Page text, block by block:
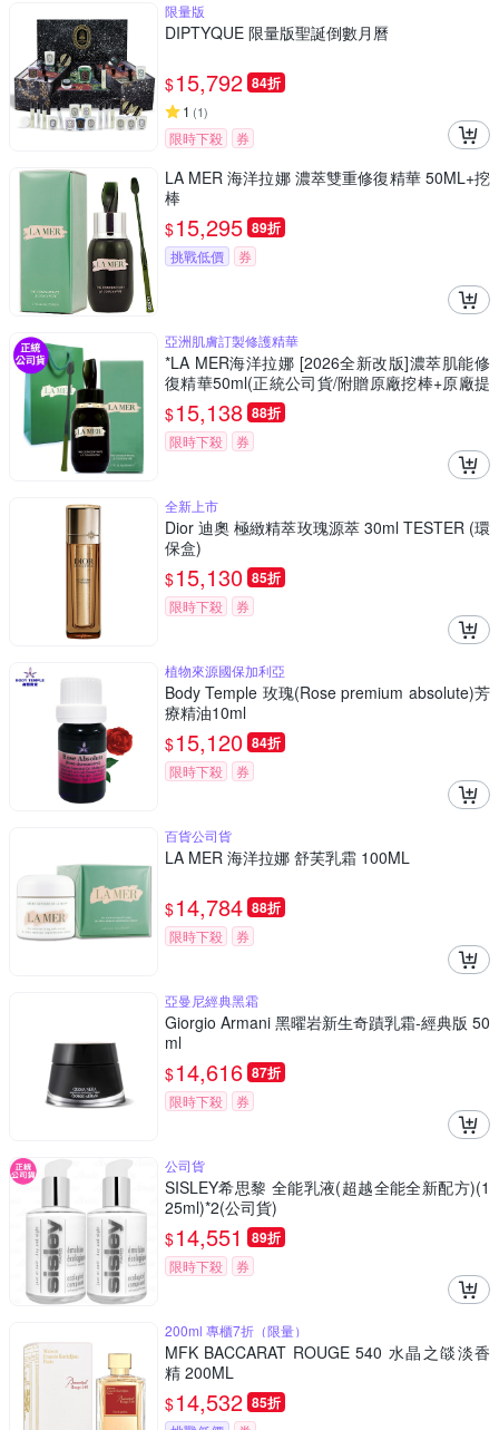
限量版
DIPTYQUE 限量版聖誕倒數月曆
$15,792 84折
1 (1)
限時下殺 券
LA MER 海洋拉娜 濃萃雙重修復精華 50ML+挖
棒
$15,295 89折
挑戰低價 券
亞洲肌膚訂製修護精華
*LA MER海洋拉娜 [2026全新改版]濃萃肌能修
復精華50ml(正統公司貨/附贈原廠挖棒+原廠提
袋 )
$15,138 88折
限時下殺 券
全新上市
Dior 迪奧 極緻精萃玫瑰源萃 30ml TESTER (環
保盒)
$15,130 85折
限時下殺 券
植物來源國保加利亞
Body Temple 玫瑰(Rose premium absolute)芳
療精油10ml
$15,120 84折
限時下殺 券
百貨公司貨
LA MER 海洋拉娜 舒芙乳霜 100ML
$14,784 88折
限時下殺 券
亞曼尼經典黑霜
Giorgio Armani 黑曜岩新生奇蹟乳霜-經典版 50
ml
$14,616 87折
限時下殺 券
公司貨
SISLEY希思黎 全能乳液(超越全能全新配方)(1
25ml)*2(公司貨)
$14,551 89折
限時下殺 券
200ml 專櫃7折（限量）
MFK BACCARAT ROUGE 540 水晶之燄淡香
精 200ML
$14,532 85折